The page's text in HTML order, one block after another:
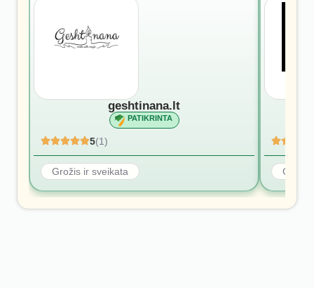
geshtinana.lt
PATIKRINTA
5(1)
Grožis ir sveikata Grožis